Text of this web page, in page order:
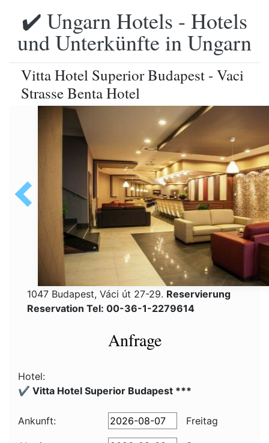
✔️ Ungarn Hotels - Hotels
und Unterkünfte in Ungarn
Vitta Hotel Superior Budapest - Vaci
Strasse Benta Hotel
1047 Budapest, Váci út 27-29. Reservierung
Reservation Tel: 00-36-1-2279614
Anfrage
Hotel:
✔️ Vitta Hotel Superior Budapest ***
Ankunft: Freitag